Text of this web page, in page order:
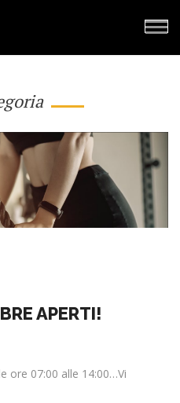
APERTI!
ore 07:00 alle 14:00…Vi